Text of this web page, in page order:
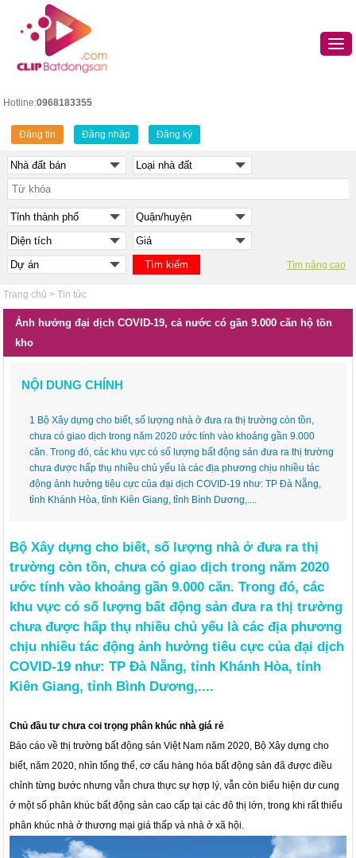
Hotline:0968183355
Đăng tin Đăng nhập Đăng ký
Tìm nâng cao
Trang chủ >Tin tức
Ảnh hưởng đại dịch COVID-19, cả nước có gần 9.000 căn hộ tồn
kho
NỘI DUNG CHÍNH
Bộ Xây dựng cho biết, số lượng nhà ở đưa ra thị trường còn tồn,
chưa có giao dịch trong năm 2020 ước tính vào khoảng gần 9.000
căn. Trong đó, các khu vực có số lượng bất động sản đưa ra thị trường
chưa được hấp thụ nhiều chủ yếu là các địa phương chịu nhiều tác
động ảnh hưởng tiêu cực của đại dịch COVID-19 như: TP Đà Nẵng,
tỉnh Khánh Hòa, tỉnh Kiên Giang, tỉnh Bình Dương,....
Bộ Xây dựng cho biết, số lượng nhà ở đưa ra thị
trường còn tồn, chưa có giao dịch trong năm 2020
ước tính vào khoảng gần 9.000 căn. Trong đó, các
khu vực có số lượng bất động sản đưa ra thị trường
chưa được hấp thụ nhiều chủ yếu là các địa phương
chịu nhiều tác động ảnh hưởng tiêu cực của đại dịch
COVID-19 như: TP Đà Nẵng, tỉnh Khánh Hòa, tỉnh
Kiên Giang, tỉnh Bình Dương,....
Chủ đầu tư chưa coi trọng phân khúc nhà giá rẻ
Báo cáo về thị trường bất động sản Việt Nam năm 2020, Bộ Xây dựng cho
biết, năm 2020, nhìn tổng thể, cơ cấu hàng hóa bất động sản đã được điều
chỉnh từng bước nhưng vẫn chưa thực sự hợp lý, vẫn còn biểu hiện dư cung
ở một số phân khúc bất động sản cao cấp tại các đô thị lớn, trong khi rất thiếu
phân khúc nhà ở thương mại giá thấp và nhà ở xã hội.